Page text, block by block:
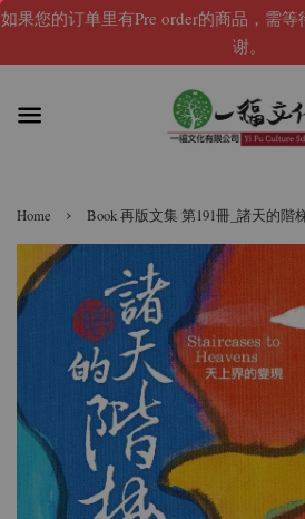
如果您的订单里有Pre order的商品，需
谢。
Home › Book 再版文集 第191冊_諸天的階